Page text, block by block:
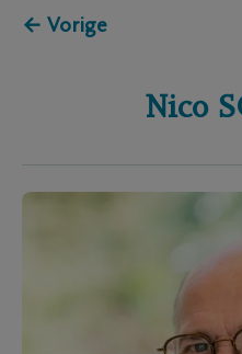
← Vorige
Nico